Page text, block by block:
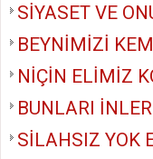
SİYASET VE
BEYNİMİZİ
NİÇİN ELİMİZ
BUNLARI
SİLAHSIZ YOK